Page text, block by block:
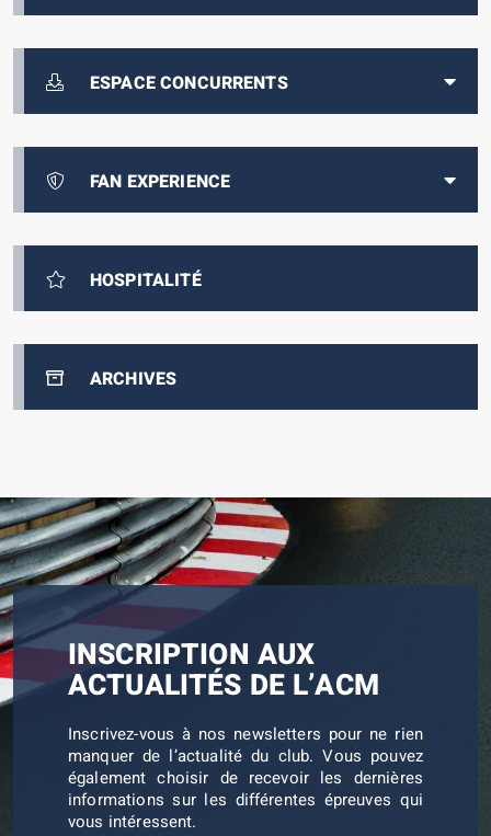
ESPACE CONCURRENTS
FAN EXPERIENCE
HOSPITALITÉ
ARCHIVES
INSCRIPTION AUX
ACTUALITÉS DE L’ACM
Inscrivez-vous à nos newsletters pour ne rien
manquer de l’actualité du club. Vous pouvez
également choisir de recevoir les dernières
informations sur les différentes épreuves qui
vous intéressent.